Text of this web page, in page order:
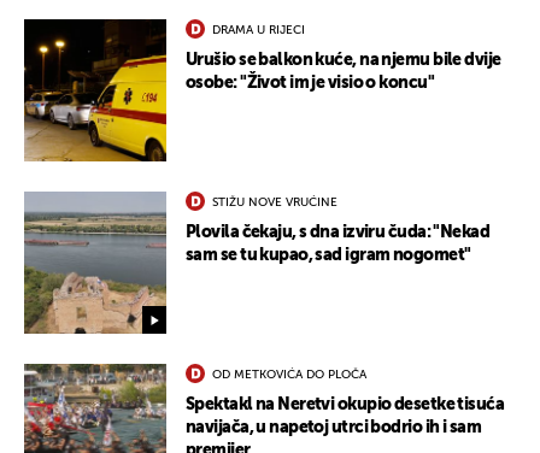
DRAMA U RIJECI
Urušio se balkon kuće, na njemu bile dvije
osobe: "Život im je visio o koncu"
STIŽU NOVE VRUĆINE
Plovila čekaju, s dna izviru čuda: "Nekad
sam se tu kupao, sad igram nogomet"
OD METKOVIĆA DO PLOČA
Spektakl na Neretvi okupio desetke tisuća
navijača, u napetoj utrci bodrio ih i sam